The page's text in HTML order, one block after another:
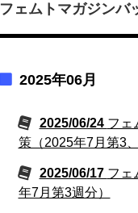
フェムトマガジンバ
2025年06月
2025/06/24 フェ
策（2025年7月第3、
2025/06/17 フェ
年7月第3週分）